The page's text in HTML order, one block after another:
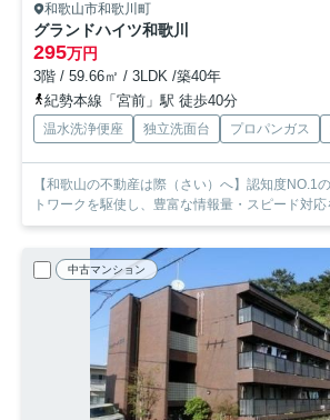
和歌山市和歌川町
グランドハイツ和歌川
295万円
3階 / 59.66㎡ / 3LDK /築40年
紀勢本線「宮前」駅 徒歩40分
温水洗浄便座 独立洗面台 プロパンガス
【和歌山の不動産は際（さい）へ】認知度NO.1
トワークを駆使し、豊富な情報量・スピード対
中古マンション